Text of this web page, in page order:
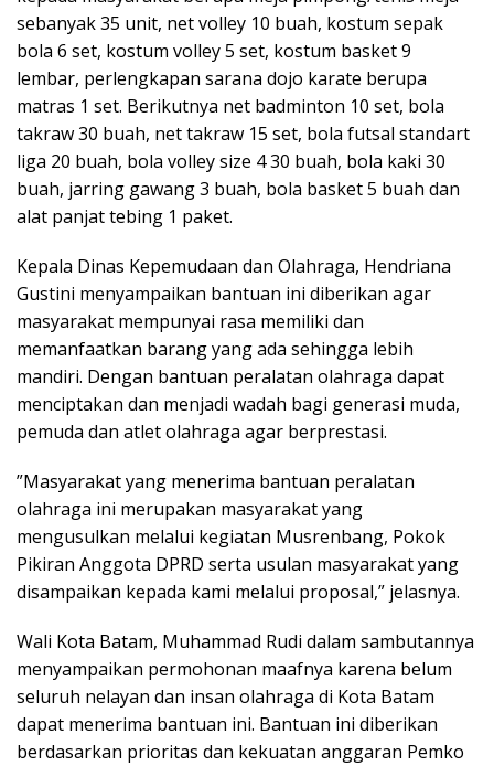
sebanyak 35 unit, net volley 10 buah, kostum sepak
bola 6 set, kostum volley 5 set, kostum basket 9
lembar, perlengkapan sarana dojo karate berupa
matras 1 set. Berikutnya net badminton 10 set, bola
takraw 30 buah, net takraw 15 set, bola futsal standart
liga 20 buah, bola volley size 4 30 buah, bola kaki 30
buah, jarring gawang 3 buah, bola basket 5 buah dan
alat panjat tebing 1 paket.
Kepala Dinas Kepemudaan dan Olahraga, Hendriana
Gustini menyampaikan bantuan ini diberikan agar
masyarakat mempunyai rasa memiliki dan
memanfaatkan barang yang ada sehingga lebih
mandiri. Dengan bantuan peralatan olahraga dapat
menciptakan dan menjadi wadah bagi generasi muda,
pemuda dan atlet olahraga agar berprestasi.
”Masyarakat yang menerima bantuan peralatan
olahraga ini merupakan masyarakat yang
mengusulkan melalui kegiatan Musrenbang, Pokok
Pikiran Anggota DPRD serta usulan masyarakat yang
disampaikan kepada kami melalui proposal,” jelasnya.
Wali Kota Batam, Muhammad Rudi dalam sambutannya
menyampaikan permohonan maafnya karena belum
seluruh nelayan dan insan olahraga di Kota Batam
dapat menerima bantuan ini. Bantuan ini diberikan
berdasarkan prioritas dan kekuatan anggaran Pemko